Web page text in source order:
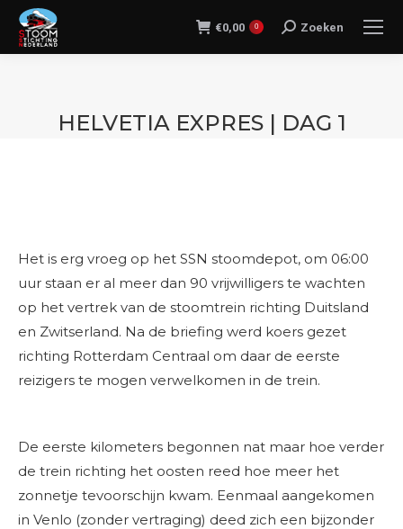
€0,00 0 Search:
Zoeken
HELVETIA EXPRES | DAG 1
Het is erg vroeg op het SSN stoomdepot, om 06:00
uur staan er al meer dan 90 vrijwilligers te wachten
op het vertrek van de stoomtrein richting Duitsland
en Zwitserland. Na de briefing werd koers gezet
richting Rotterdam Centraal om daar de eerste
reizigers te mogen verwelkomen in de trein.
De eerste kilometers begonnen nat maar hoe verder
de trein richting het oosten reed hoe meer het
zonnetje tevoorschijn kwam. Eenmaal aangekomen
in Venlo (zonder vertraging) deed zich een bijzonder